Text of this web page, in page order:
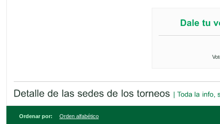
Ordenar por: Orden alfabético